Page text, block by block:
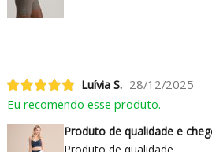
Luívia S. 28/12/2025
Eu recomendo esse produto.
Produto de qualidade e